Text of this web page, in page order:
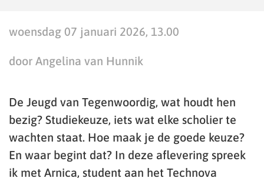
woensdag 07 januari 2026, 13.00
door Angelina van Hunnik
De Jeugd van Tegenwoordig, wat houdt hen
bezig? Studiekeuze, iets wat elke scholier te
wachten staat. Hoe maak je de goede keuze?
En waar begint dat? In deze aflevering spreek
ik met Arnica, student aan het Technova